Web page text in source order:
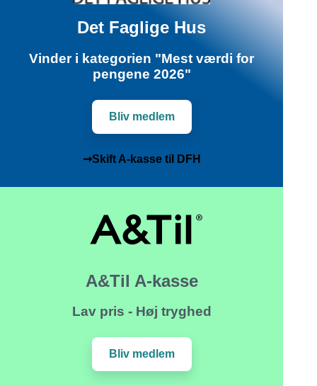
Det Faglige Hus
Vinder i kategorien "Mest værdi for
pengene 2026"
Bliv medlem
➞Skift A-kasse til DFH
A&Til A-kasse
Lav pris - Høj tryghed
Bliv medlem